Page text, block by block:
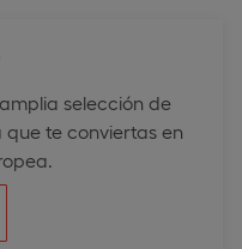
selección de
te conviertas en